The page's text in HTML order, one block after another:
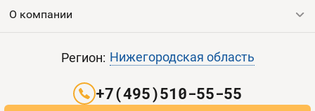
Выгодные тарифы
О компании
Оплата и доставка
Регион: Нижегородская область
+7(495)510-55-55